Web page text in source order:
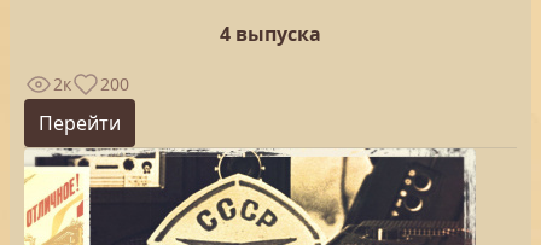
4 выпуска
2к 200
Перейти